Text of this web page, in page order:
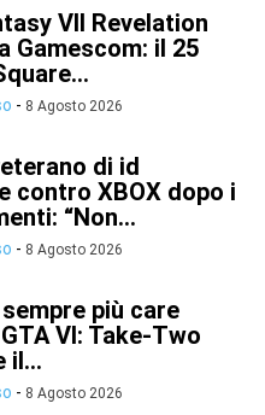
VII Revelation
Gamescom: il 25
- 8 Agosto 2026
di id
contro XBOX dopo i
“Non...
- 8 Agosto 2026
più care
VI: Take-Two
il...
- 8 Agosto 2026